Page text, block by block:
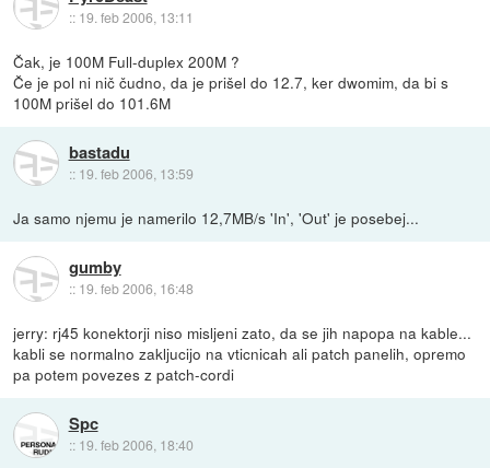
:: 19. feb 2006, 13:11
Čak, je 100M Full-duplex 200M ?
Če je pol ni nič čudno, da je prišel do 12.7, ker dwomim, da bi s
100M prišel do 101.6M
bastadu
:: 19. feb 2006, 13:59
Ja samo njemu je namerilo 12,7MB/s 'In', 'Out' je posebej...
gumby
:: 19. feb 2006, 16:48
jerry: rj45 konektorji niso misljeni zato, da se jih napopa na kable...
kabli se normalno zakljucijo na vticnicah ali patch panelih, opremo
pa potem povezes z patch-cordi
Spc
:: 19. feb 2006, 18:40